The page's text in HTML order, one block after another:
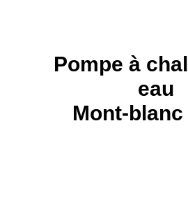
Pompe à
eau
Mont-blanc